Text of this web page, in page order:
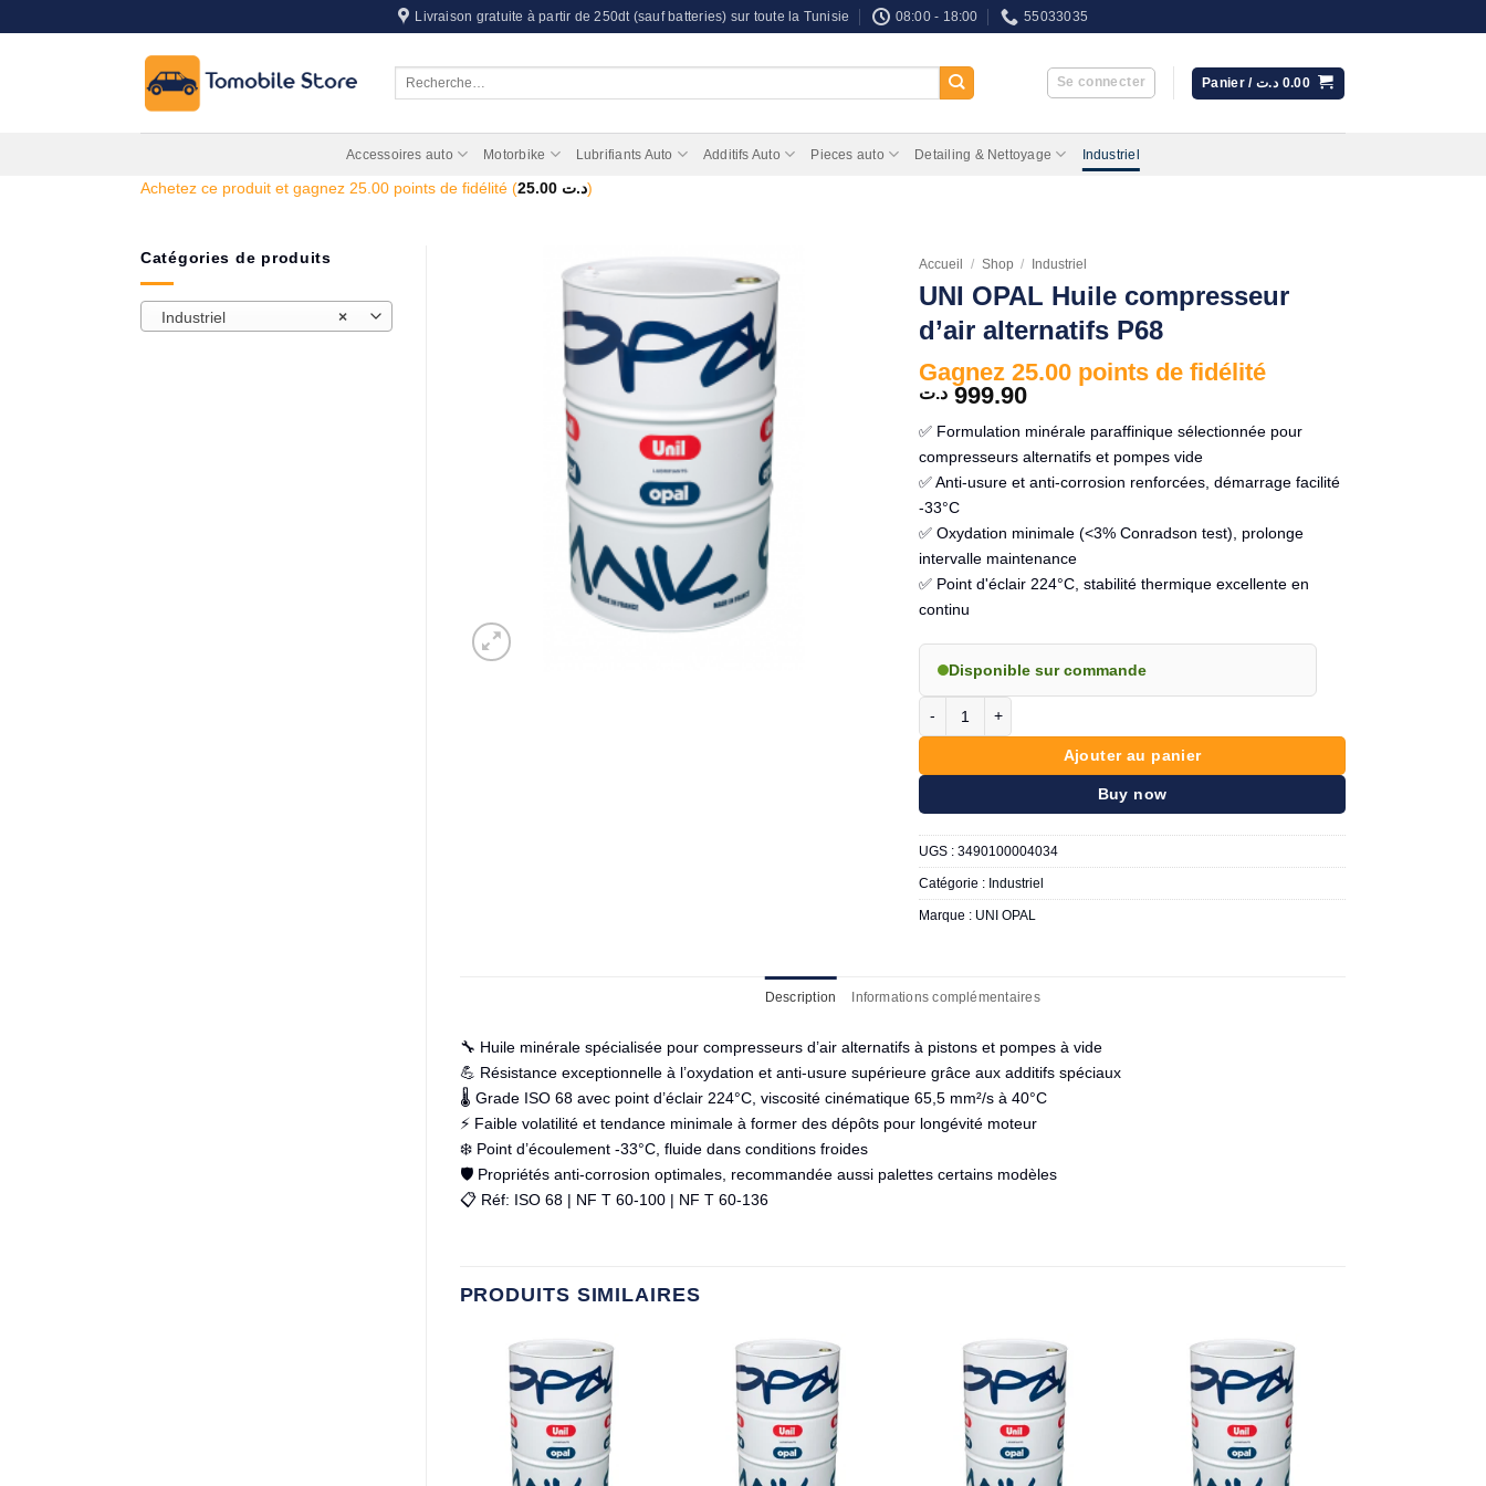
au
Livraison gratuite à partir de 250dt (sauf batteries) sur toute la Tunisie 08:00 - 18:00 55033035
Se connecter Panier / 0.00 د.ت
Accessoires auto Motorbike Lubrifiants Auto Additifs Auto Pieces auto Detailing & Nettoyage Industriel
Achetez ce produit et gagnez 25.00 points de fidélité (25.00 د.ت)
Catégories de produits
×
Industriel
Accueil / Shop / Industriel
UNI OPAL Huile compresseur
d’air alternatifs P68
Gagnez 25.00 points de fidélité
999.90 د.ت
✅ Formulation minérale paraffinique sélectionnée pour
compresseurs alternatifs et pompes vide
✅ Anti-usure et anti-corrosion renforcées, démarrage facilité
-33°C
✅ Oxydation minimale (<3% Conradson test), prolonge
intervalle maintenance
✅ Point d'éclair 224°C, stabilité thermique excellente en
continu
Disponible sur commande
Ajouter au panier
Buy now
UGS :3490100004034
Catégorie : Industriel
Marque : UNI OPAL
Description Informations complémentaires
🔧 Huile minérale spécialisée pour compresseurs d’air alternatifs à pistons et pompes à vide
💪 Résistance exceptionnelle à l’oxydation et anti-usure supérieure grâce aux additifs spéciaux
🌡️ Grade ISO 68 avec point d’éclair 224°C, viscosité cinématique 65,5 mm²/s à 40°C
⚡ Faible volatilité et tendance minimale à former des dépôts pour longévité moteur
❄️ Point d’écoulement -33°C, fluide dans conditions froides
🛡️ Propriétés anti-corrosion optimales, recommandée aussi palettes certains modèles
📋 Réf: ISO 68 | NF T 60-100 | NF T 60-136
PRODUITS SIMILAIRES